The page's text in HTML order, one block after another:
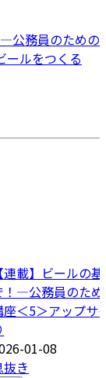
―公務員のための
ールをつくる
【連載】ビールの
！―公務員のた
座＜5＞アップサ
01-08
抜き